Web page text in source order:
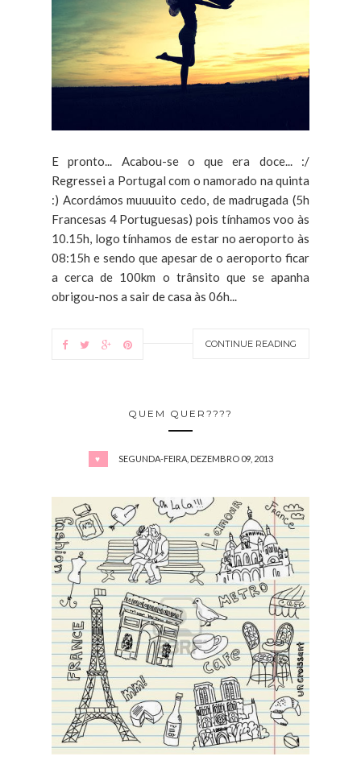
E pronto... Acabou-se o que era doce... :/
Regressei a Portugal com o namorado na quinta
:) Acordámos muuuuito cedo, de madrugada (5h
Francesas 4 Portuguesas) pois tínhamos voo às
10.15h, logo tínhamos de estar no aeroporto às
08:15h e sendo que apesar de o aeroporto ficar
a cerca de 100km o trânsito que se apanha
obrigou-nos a sair de casa às 06h...
CONTINUE READING
QUEM QUER????
♥ SEGUNDA-FEIRA, DEZEMBRO 09, 2013